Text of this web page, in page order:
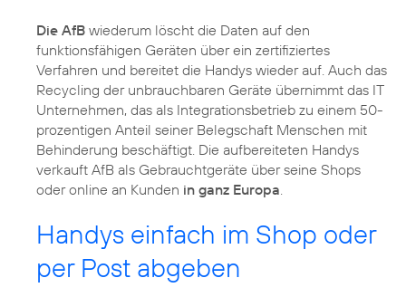
Die AfB wiederum löscht die Daten auf den
funktionsfähigen Geräten über ein zertifiziertes
Verfahren und bereitet die Handys wieder auf. Auch das
Recycling der unbrauchbaren Geräte übernimmt das IT
Unternehmen, das als Integrationsbetrieb zu einem 50-
prozentigen Anteil seiner Belegschaft Menschen mit
Behinderung beschäftigt. Die aufbereiteten Handys
verkauft AfB als Gebrauchtgeräte über seine Shops
oder online an Kunden in ganz Europa
Handys einfach im Shop oder
per Post abgeben